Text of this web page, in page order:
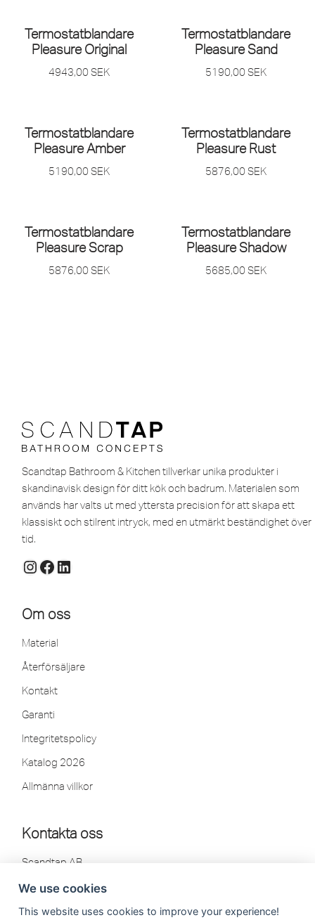
Termostatblandare
Pleasure Original
4943,00 SEK
Termostatblandare
Pleasure Sand
5190,00 SEK
Termostatblandare
Pleasure Amber
5190,00 SEK
Termostatblandare
Pleasure Rust
5876,00 SEK
Termostatblandare
Pleasure Scrap
5876,00 SEK
Termostatblandare
Pleasure Shadow
5685,00 SEK
Scandtap Bathroom & Kitchen tillverkar unika produkter i
skandinavisk design för ditt kök och badrum. Materialen som
används har valts ut med yttersta precision för att skapa ett
klassiskt och stilrent intryck, med en utmärkt beständighet över
tid.
Om oss
Material
Återförsäljare
Kontakt
Garanti
Integritetspolicy
Katalog 2026
Allmänna villkor
Kontakta oss
Scandtap AB
302 41 Halmstad, Sweden
Tel: 035-260 75 80
We use cookies
This website uses cookies to improve your experience!